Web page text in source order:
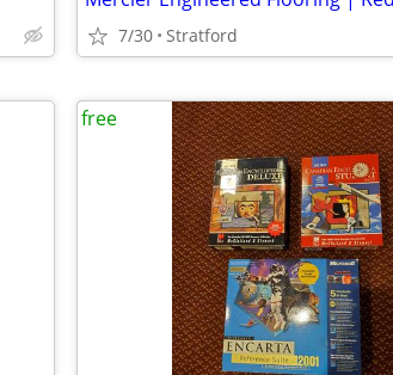
7/30 Stratford
free